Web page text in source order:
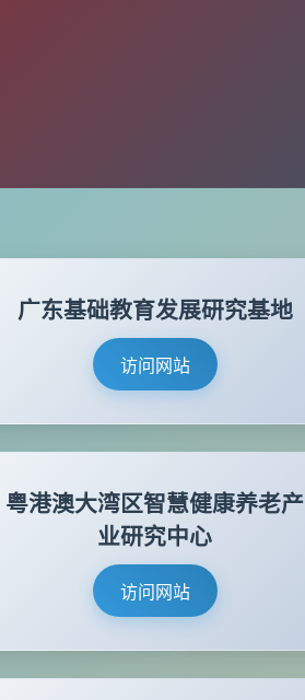
广东基础教育发展研究基地
访问网站
粤港澳大湾区智慧健康养老产
业研究中心
访问网站